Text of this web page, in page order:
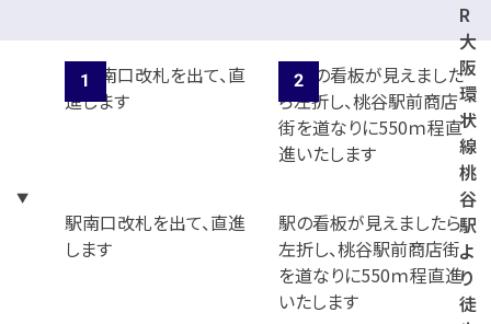
R
大
阪
環
状
線
桃
谷
駅
よ
り
徒
駅南口改札を出て、直進
します
駅の看板が見えましたら
左折し、桃谷駅前商店街
を道なりに550ｍ程直進
いたします